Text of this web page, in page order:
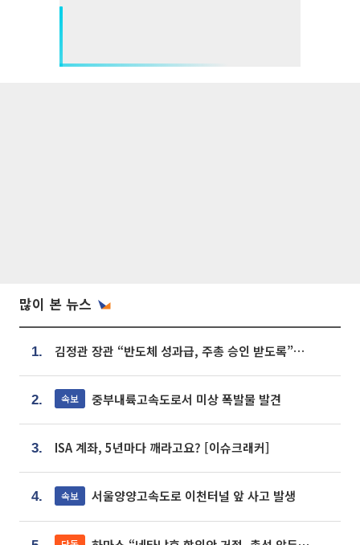
많이 본 뉴스
1. 김정관 장관 “반도체 성과급, 주총 승인 받도록”…상법·자본시장법 개정 시사
2. 속보 중부내륙고속도로서 미상 폭발물 발견
3. ISA 계좌, 5년마다 깨라고요? [이슈크래커]
4. 속보 서울양양고속도로 이천터널 앞 사고 발생